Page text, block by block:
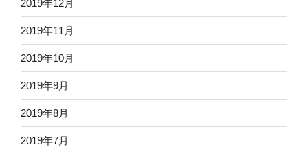
2019年12月
2019年11月
2019年10月
2019年9月
2019年8月
2019年7月